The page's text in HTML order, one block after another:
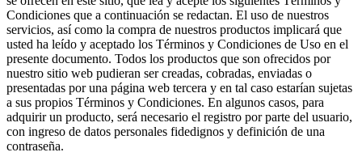
Condiciones que a continuación se redactan. El uso de nuestros
servicios, así como la compra de nuestros productos implicará que
usted ha leído y aceptado los Términos y Condiciones de Uso en el
presente documento. Todos los productos que son ofrecidos por
nuestro sitio web pudieran ser creadas, cobradas, enviadas o
presentadas por una página web tercera y en tal caso estarían sujetas
a sus propios Términos y Condiciones. En algunos casos, para
adquirir un producto, será necesario el registro por parte del usuario,
con ingreso de datos personales fidedignos y definición de una
contraseña.